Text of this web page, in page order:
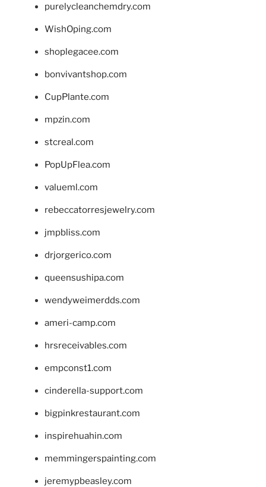
purelycleanchemdry.com
WishOping.com
shoplegacee.com
bonvivantshop.com
CupPlante.com
mpzin.com
stcreal.com
PopUpFlea.com
valueml.com
rebeccatorresjewelry.com
jmpbliss.com
drjorgerico.com
queensushipa.com
wendyweimerdds.com
ameri-camp.com
hrsreceivables.com
empconst1.com
cinderella-support.com
bigpinkrestaurant.com
inspirehuahin.com
memmingerspainting.com
jeremypbeasley.com